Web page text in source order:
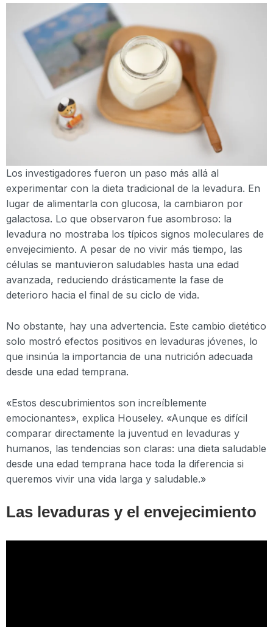
Los investigadores fueron un paso más allá al
experimentar con la dieta tradicional de la levadura. En
lugar de alimentarla con glucosa, la cambiaron por
galactosa. Lo que observaron fue asombroso: la
levadura no mostraba los típicos signos moleculares de
envejecimiento. A pesar de no vivir más tiempo, las
células se mantuvieron saludables hasta una edad
avanzada, reduciendo drásticamente la fase de
deterioro hacia el final de su ciclo de vida.
No obstante, hay una advertencia. Este cambio dietético
solo mostró efectos positivos en levaduras jóvenes, lo
que insinúa la importancia de una nutrición adecuada
desde una edad temprana.
«Estos descubrimientos son increíblemente
emocionantes», explica Houseley. «Aunque es difícil
comparar directamente la juventud en levaduras y
humanos, las tendencias son claras: una dieta saludable
desde una edad temprana hace toda la diferencia si
queremos vivir una vida larga y saludable.»
Las levaduras y el envejecimiento